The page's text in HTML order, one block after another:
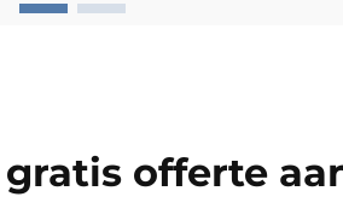
om efficiëntie
offerte